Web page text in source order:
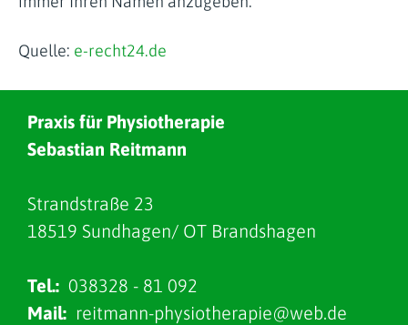
Quelle: e-recht24.de
Praxis für Physiotherapie
Sebastian Reitmann
Strandstraße 23
18519 Sundhagen/ OT Brandshagen
Tel.: 038328 - 81 092
Mail: reitmann-physiotherapie@web.de